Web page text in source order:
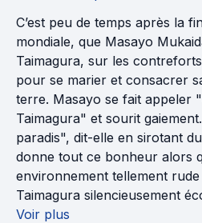
C’est peu de temps après la
mondiale, que Masayo
Taimagura, sur les
pour se marier et consacrer
terre. Masayo se fait appeler
Taimagura" et sourit
paradis", dit-elle en sirotant
donne tout ce bonheur alors
environnement tellement
Taimagura silencieusement
Voir plus